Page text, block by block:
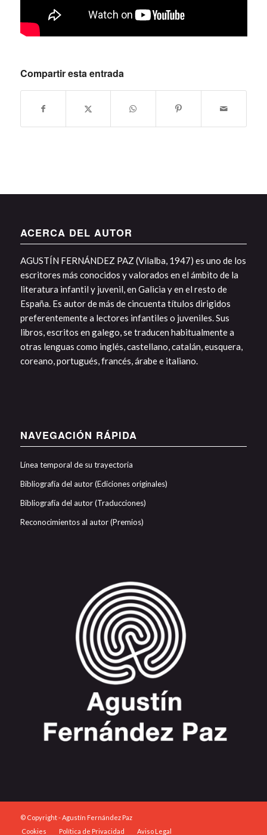
Compartir esta entrada
ACERCA DEL AUTOR
AGUSTÍN FERNÁNDEZ PAZ (Vilalba, 1947) es uno de los
escritores más conocidos y valorados en el ámbito de la
literatura infantil y juvenil, en Galicia y en el resto de
España. Es autor de más de cincuenta títulos dirigidos
preferentemente a lectores infantiles o juveniles. Sus
libros, escritos en galego, se traducen habitualmente a
otras lenguas como inglés, castellano, catalán, eusquera,
coreano, portugués, francés, árabe e italiano.
NAVEGACIÓN RÁPIDA
Línea temporal de su trayectoria
Bibliografía del autor (Ediciones originales)
Bibliografía del autor (Traducciones)
Reconocimientos al autor (Premios)
© Copyright - Agustín Fernández Paz
Cookies
Política de Privacidad Aviso Legal